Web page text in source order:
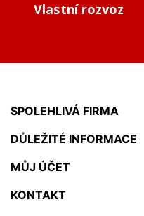
Vlastní rozvoz
SPOLEHLIVÁ FIRMA
DŮLEŽITÉ INFORMACE
MŮJ ÚČET
KONTAKT